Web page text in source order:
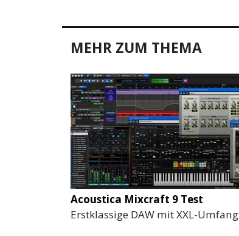
MEHR ZUM THEMA
Acoustica Mixcraft 9 Test
Erstklassige DAW mit XXL-Umfang